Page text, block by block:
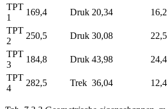
TPT
1
169,4 Druk 20,34
TPT
2
250,5 Druk 30,08
TPT
3
184,8 Druk 43,98
TPT
4
282,5 Trek 36,04